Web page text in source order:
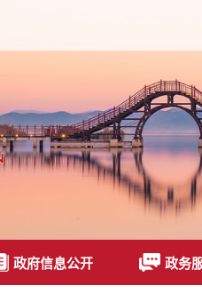
政府信息公开 政务